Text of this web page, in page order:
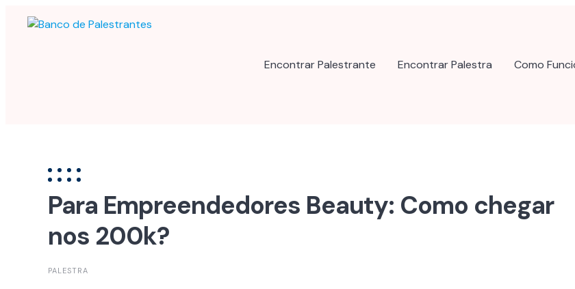
Encontrar Palestrante
Encontrar Palestra Como
Para Empreendedores Beauty: Como chegar
nos 200k?
PALESTRA